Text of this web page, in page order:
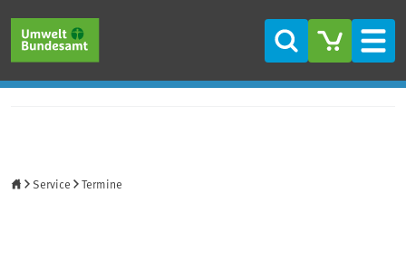
Suche
Service Termine